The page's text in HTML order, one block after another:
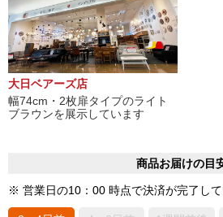
大日ベアーズ店
幅74cm・2枚扉タイプのライト
ブラウンを展示しています
商品お届けの目
※ 営業日の10：00 時点で決済が完了し